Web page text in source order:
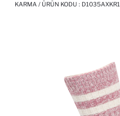
KARMA / ÜRÜN KODU : D1035AXKR1